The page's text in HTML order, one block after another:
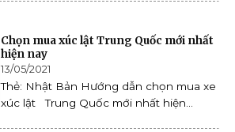
Chọn mua xúc lật Trung Quốc mới nhất
hiện nay
13/05/2021
Thẻ: Nhật Bản Hướng dẫn chọn mua xe
xúc lật Trung Quốc mới nhất hiện...